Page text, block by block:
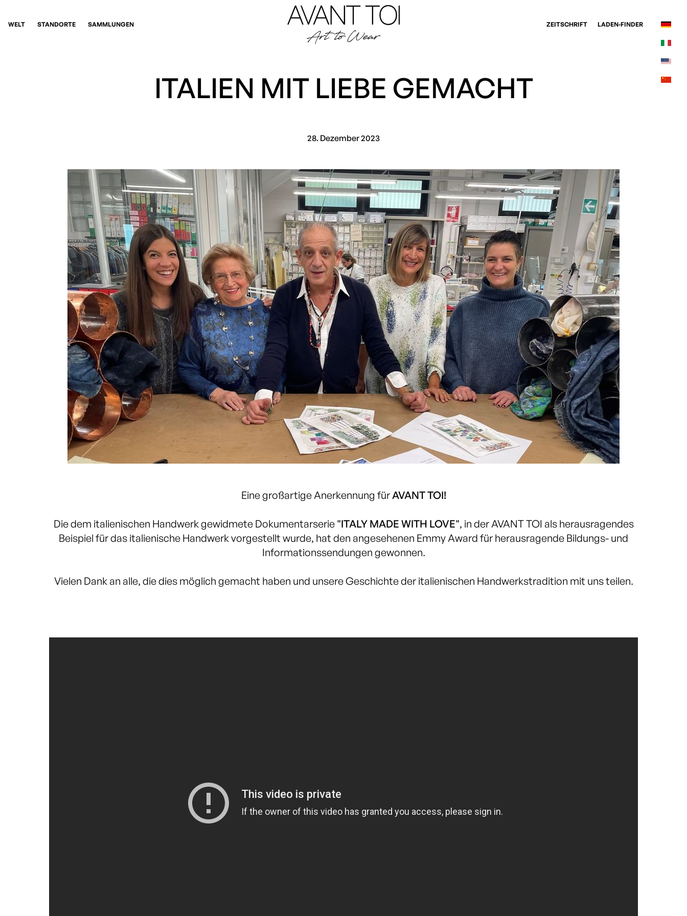
WELT STANDORTE SAMMLUNGEN ZEITSCHRIFT LADEN-FINDER
ITALIEN MIT LIEBE GEMACHT
28. Dezember 2023
Eine großartige Anerkennung fürAVANT TOI!
Die dem italienischen Handwerk gewidmete Dokumentarserie "ITALY MADE WITH LOVE", in der AVANT TOI als herausragendes
Beispiel für das italienische Handwerk vorgestellt wurde, hat den angesehenen Emmy Award für herausragende Bildungs- und
Informationssendungen gewonnen.
Vielen Dank an alle, die dies möglich gemacht haben und unsere Geschichte der italienischen Handwerkstradition mit uns teilen.